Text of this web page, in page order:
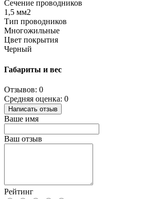
Сечение проводников
1,5 мм2
Тип проводников
Многожильные
Цвет покрытия
Черный
Габариты и вес
Отзывов: 0
Средняя оценка: 0
Написать отзыв
Ваше имя
Ваш отзыв
Рейтинг